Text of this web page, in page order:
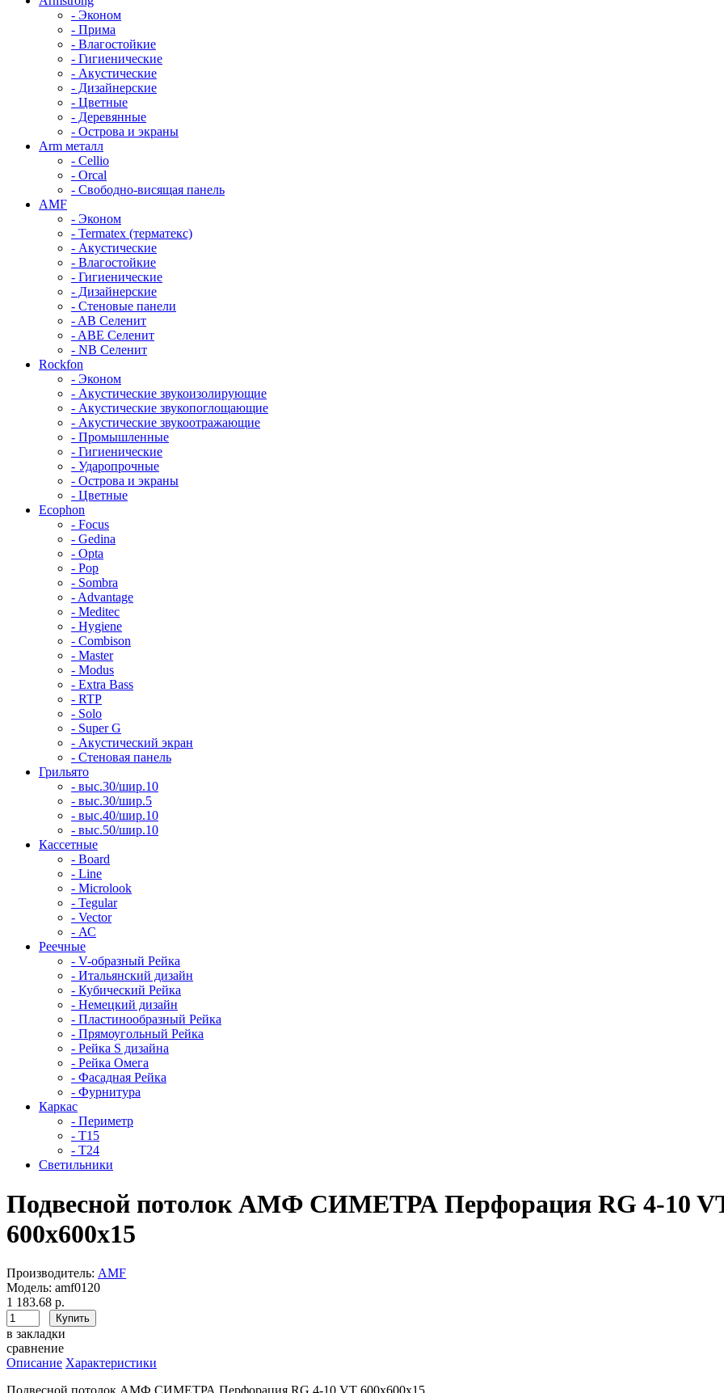
- Эконом
- Прима
- Влагостойкие
- Гигиенические
- Акустические
- Дизайнерские
- Цветные
- Деревянные
- Острова и экраны
Arm металл
- Cellio
- Orcal
- Свободно-висящая панель
AMF
- Эконом
- Termatex (терматекс)
- Акустические
- Влагостойкие
- Гигиенические
- Дизайнерские
- Стеновые панели
- AB Селенит
- ABE Селенит
- NB Селенит
Rockfon
- Эконом
- Акустические звукоизолирующие
- Акустические звукопоглощающие
- Акустические звукоотражающие
- Промышленные
- Гигиенические
- Ударопрочные
- Острова и экраны
- Цветные
Ecophon
- Focus
- Gedina
- Opta
- Pop
- Sombra
- Advantage
- Meditec
- Hygiene
- Combison
- Master
- Modus
- Extra Bass
- RTP
- Solo
- Super G
- Акустический экран
- Стеновая панель
Грильято
- выс.30/шир.10
- выс.30/шир.5
- выс.40/шир.10
- выс.50/шир.10
Кассетные
- Board
- Line
- Microlook
- Tegular
- Vector
- АС
Реечные
- V-образный Рейка
- Итальянский дизайн
- Кубический Рейка
- Немецкий дизайн
- Пластинообразный Рейка
- Прямоугольный Рейка
- Рейка S дизайна
- Рейка Омега
- Фасадная Рейка
- Фурнитура
Каркас
- Периметр
- Т15
- Т24
Светильники
Подвесной потолок АМФ СИМЕТРА Перфорация RG 4-10
600x600x15
Производитель: AMF
Модель: amf0120
1 183.68 р.
в закладки
сравнение
Описание Характеристики